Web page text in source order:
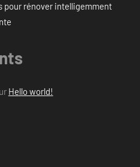
pour rénover intelligemment
Hello world!